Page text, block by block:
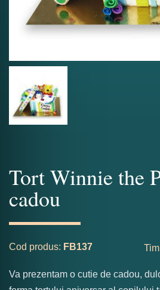
Tort Winnie the
cadou
Cod produs: FB137
Va prezentam o cutie de cadou,